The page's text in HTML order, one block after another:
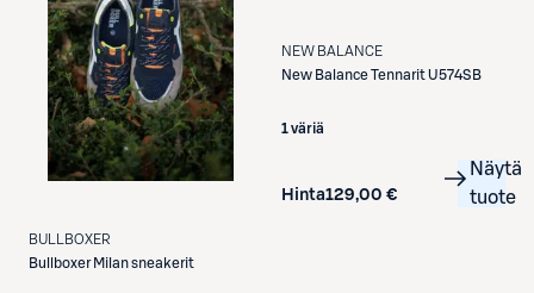
BULLBOXER
Bullboxer Milan sneakerit
NEW BALANCE
New BalanceTennarit U574SB
1 väriä
Hinta129,00 €
Näytä
tuote